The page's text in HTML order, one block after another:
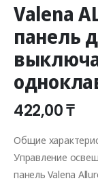
Valena
панель
422,00₸
Общие
Управление
панель Valena